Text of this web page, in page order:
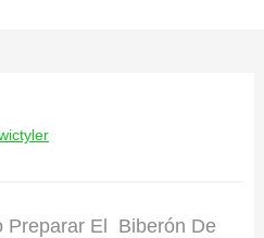
Preparar El Biberón De